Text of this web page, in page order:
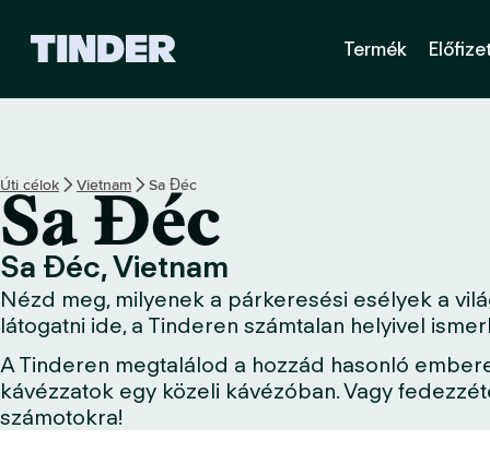
K
z
ő
o
l
a
l
Termék
Úti célok Vietnam Sa Đéc
Sa Đéc
Sa Đéc, Vietnam
Nézd meg, milyenek a párkeresési esélyek a
látogatni ide, a Tinderen számtalan helyivel
A Tinderen megtalálod a hozzád hasonló
kávézzatok egy közeli kávézóban. Vagy
számotokra!